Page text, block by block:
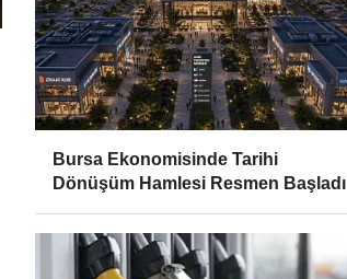
Bursa Ekonomisinde Tarihi
Dönüşüm Hamlesi Resmen Başladı